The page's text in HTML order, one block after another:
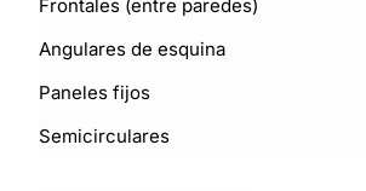
Frontales (entre paredes)
Angulares de esquina
Paneles fijos
Semicirculares